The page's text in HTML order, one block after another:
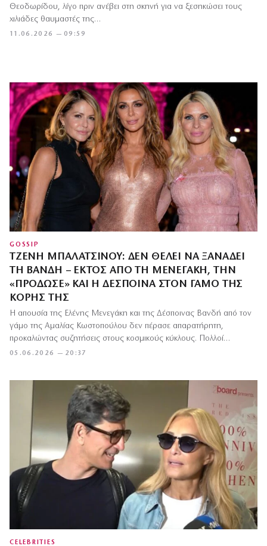
11.06.2026 — 09:59
Θεοδωρίδου, λίγο πριν ανέβει στη σκηνή για να ξεσηκώσει τους
χιλιάδες θαυμαστές της…
GOSSIP
ΤΖΈΝΗ ΜΠΑΛΑΤΣΙΝΟΎ: ΔΕΝ ΘΈΛΕΙ ΝΑ ΞΑΝΑΔΕΊ
ΤΗ ΒΑΝΔΉ – ΕΚΤΌΣ ΑΠΌ ΤΗ ΜΕΝΕΓΆΚΗ, ΤΗΝ
«ΠΡΌΔΩΣΕ» ΚΑΙ Η ΔΈΣΠΟΙΝΑ ΣΤΟΝ ΓΆΜΟ ΤΗΣ
ΚΌΡΗΣ ΤΗΣ
05.06.2026 — 20:37
Η απουσία της Ελένης Μενεγάκη και της Δέσποινας Βανδή από τον
γάμο της Αμαλίας Κωστοπούλου δεν πέρασε απαρατήρητη,
προκαλώντας συζητήσεις στους κοσμικούς κύκλους. Πολλοί…
CELEBRITIES